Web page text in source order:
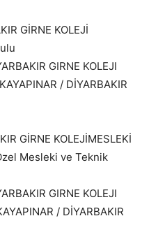
GİRNE KOLEJİ
GIRNE KOLEJI
/ DİYARBAKIR
GİRNE KOLEJİMESLEKİ
Mesleki ve Teknik
GIRNE KOLEJI
/ DİYARBAKIR